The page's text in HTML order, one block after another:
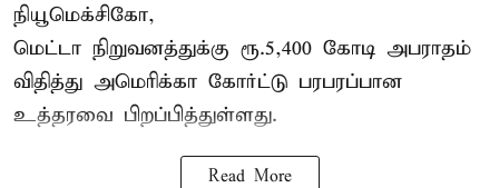
நியூமெக்சிகோ,
மெட்டா நிறுவனத்துக்கு ரூ.5,400 கோடி அபராதம்
விதித்து அமெரிக்கா கோர்ட்டு பரபரப்பான
உத்தரவை பிறப்பித்துள்ளது.
Read More